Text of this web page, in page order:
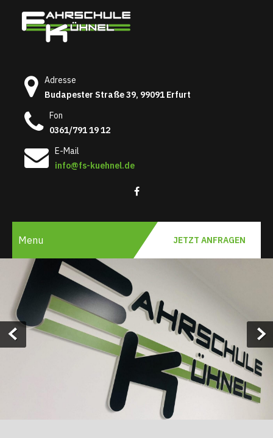
Adresse
Budapester Straße 39, 99091 Erfurt
Fon
0361/791 19 12
E-Mail
info@fs-kuehnel.de
Menu JETZT ANFRAGEN